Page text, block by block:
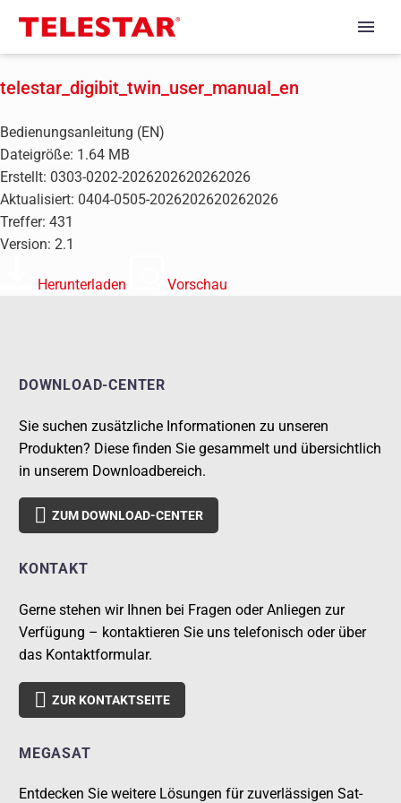
telestar_digibit_twin_user_manual_en
Bedienungsanleitung (EN)
Dateigröße: 1.64 MB
Erstellt: 0303-0202-2026202620262026
Aktualisiert: 0404-0505-2026202620262026
Treffer: 431
Version: 2.1
Herunterladen Vorschau
DOWNLOAD-CENTER
Sie suchen zusätzliche Informationen zu unseren
Produkten? Diese finden Sie gesammelt und übersichtlich
in unserem Downloadbereich.
 ZUM DOWNLOAD-CENTER
KONTAKT
Gerne stehen wir Ihnen bei Fragen oder Anliegen zur
Verfügung – kontaktieren Sie uns telefonisch oder über
das Kontaktformular.
 ZUR KONTAKTSEITE
MEGASAT
Entdecken Sie weitere Lösungen für zuverlässigen Sat-